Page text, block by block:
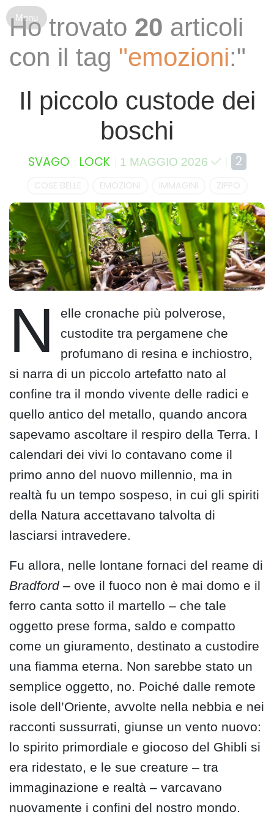
Ho trovato 20 articoli
con il tag "emozioni:"
Il piccolo custode dei
boschi
SVAGO LOCK 1 MAGGIO 2026 2
COSE BELLE EMOZIONI IMMAGINI ZIPPO
N
elle cronache più polverose,
custodite tra pergamene che
profumano di resina e inchiostro,
si narra di un piccolo artefatto nato al
confine tra il mondo vivente delle radici e
quello antico del metallo, quando ancora
sapevamo ascoltare il respiro della Terra. I
calendari dei vivi lo contavano come il
primo anno del nuovo millennio, ma in
realtà fu un tempo sospeso, in cui gli spiriti
della Natura accettavano talvolta di
lasciarsi intravedere.
Fu allora, nelle lontane fornaci del reame di
Bradford– ove il fuoco non è mai domo e il
ferro canta sotto il martello – che tale
oggetto prese forma, saldo e compatto
come un giuramento, destinato a custodire
una fiamma eterna. Non sarebbe stato un
semplice oggetto, no. Poiché dalle remote
isole dell’Oriente, avvolte nella nebbia e nei
racconti sussurrati, giunse un vento nuovo:
lo spirito primordiale e giocoso del Ghibli si
era ridestato, e le sue creature – tra
immaginazione e realtà – varcavano
nuovamente i confini del nostro mondo.